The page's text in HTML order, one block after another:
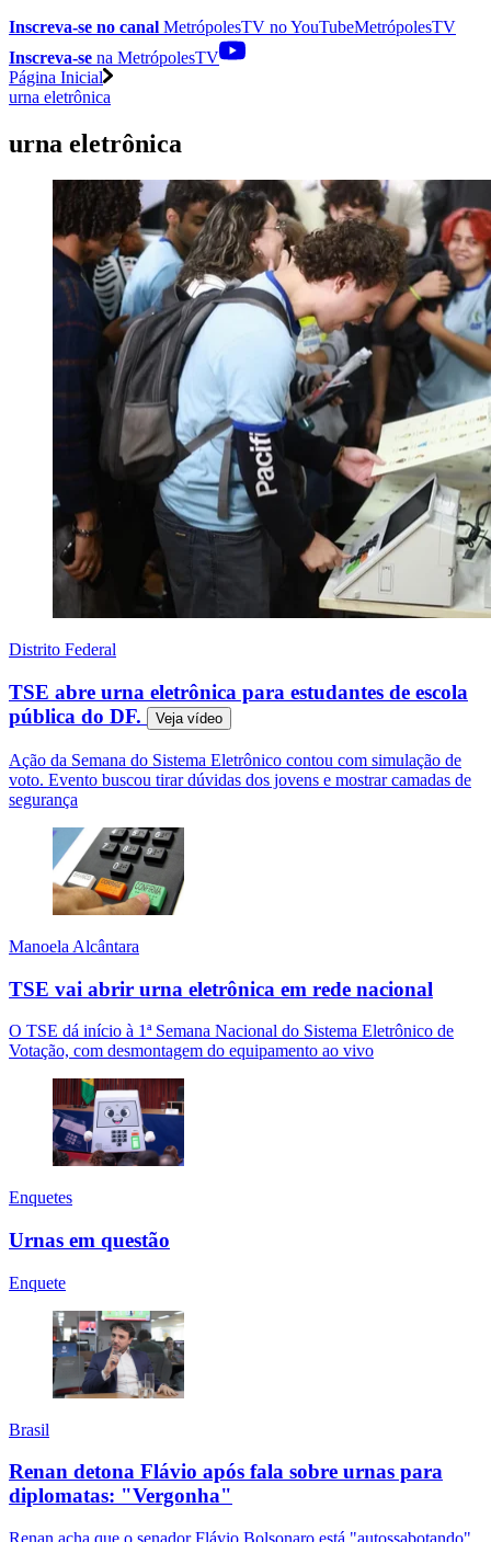
Inscreva-se no canal MetrópolesTV noYouTubeMetrópolesTV
Inscreva-se na MetrópolesTV
Página Inicial
urna eletrônica
urna eletrônica
Distrito Federal
TSE abre urna eletrônica para estudantes de escola
pública do DF.
Veja vídeo
Ação da Semana do Sistema Eletrônico contou com simulação de
voto. Evento buscou tirar dúvidas dos jovens e mostrar camadas de
segurança
Manoela Alcântara
TSE vai abrir urna eletrônica em rede nacional
O TSE dá início à 1ª Semana Nacional do Sistema Eletrônico de
Votação, com desmontagem do equipamento ao vivo
Enquetes
Urnas em questão
Enquete
Brasil
Renan detona Flávio após fala sobre urnas para
diplomatas: "Vergonha"